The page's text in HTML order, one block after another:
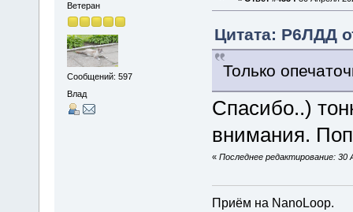
Ветеран
Сообщений: 597
Влад
Цитата: Р6ЛДД
Только
Спасибо..)
внимания.
« Последнее редактирование: 30
Приём на NanoLoop.